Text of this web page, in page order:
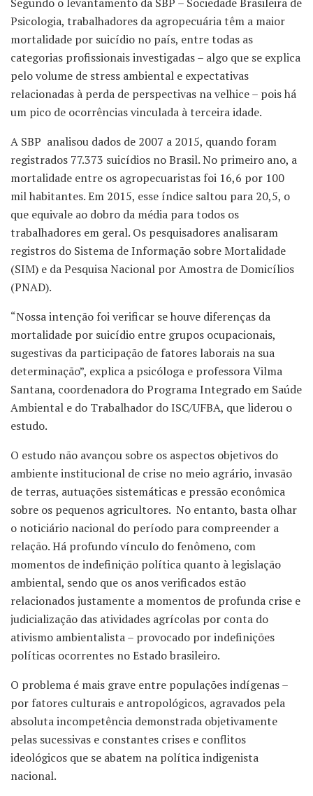
Psicologia, trabalhadores da agropecuária têm a maior
mortalidade por suicídio no país, entre todas as
categorias profissionais investigadas – algo que se explica
pelo volume de stress ambiental e expectativas
relacionadas à perda de perspectivas na velhice – pois há
um pico de ocorrências vinculada à terceira idade.
A SBP analisou dados de 2007 a 2015, quando foram
registrados 77.373 suicídios no Brasil. No primeiro ano, a
mortalidade entre os agropecuaristas foi 16,6 por 100
mil habitantes. Em 2015, esse índice saltou para 20,5, o
que equivale ao dobro da média para todos os
trabalhadores em geral. Os pesquisadores analisaram
registros do Sistema de Informação sobre Mortalidade
(SIM) e da Pesquisa Nacional por Amostra de Domicílios
(PNAD).
“Nossa intenção foi verificar se houve diferenças da
mortalidade por suicídio entre grupos ocupacionais,
sugestivas da participação de fatores laborais na sua
determinação”, explica a psicóloga e professora Vilma
Santana, coordenadora do Programa Integrado em Saúde
Ambiental e do Trabalhador do ISC/UFBA, que liderou o
estudo.
O estudo não avançou sobre os aspectos objetivos do
ambiente institucional de crise no meio agrário, invasão
de terras, autuações sistemáticas e pressão econômica
sobre os pequenos agricultores. No entanto, basta olhar
o noticiário nacional do período para compreender a
relação. Há profundo vínculo do fenômeno, com
momentos de indefinição política quanto à legislação
ambiental, sendo que os anos verificados estão
relacionados justamente a momentos de profunda crise e
judicialização das atividades agrícolas por conta do
ativismo ambientalista – provocado por indefinições
políticas ocorrentes no Estado brasileiro.
O problema é mais grave entre populações indígenas –
por fatores culturais e antropológicos, agravados pela
absoluta incompetência demonstrada objetivamente
pelas sucessivas e constantes crises e conflitos
ideológicos que se abatem na política indigenista
nacional.